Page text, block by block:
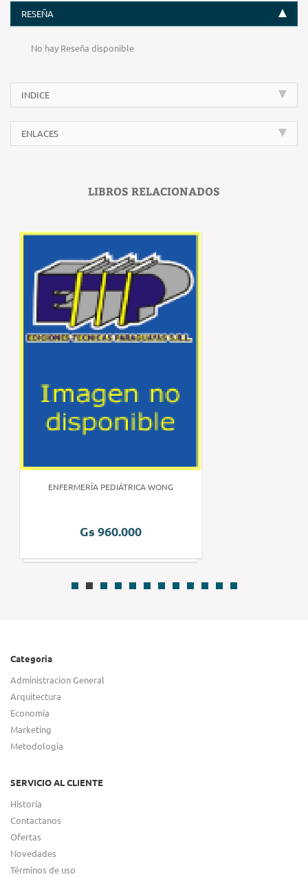
RESEÑA
No hay Reseña disponible
INDICE
ENLACES
LIBROS RELACIONADOS
ENFERMERÍA PEDIÁTRICA WONG
Gs 960.000
Categoria
Administracion General
Arquitectura
Economia
Marketing
Metodologia
SERVICIO AL CLIENTE
Historia
Contactanos
Ofertas
Novedades
Términos de uso